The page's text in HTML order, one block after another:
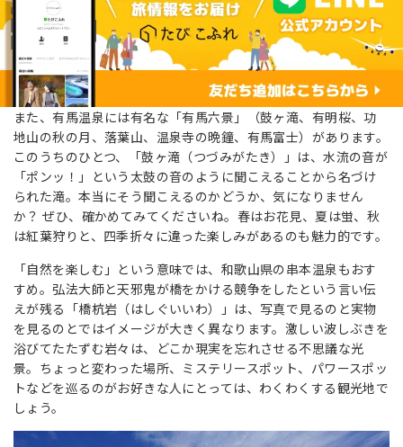
また、有馬温泉には有名な「有馬六景」（鼓ヶ滝、有明桜、功
地山の秋の月、落葉山、温泉寺の晩鐘、有馬富士）があります。
このうちのひとつ、「鼓ヶ滝（つづみがたき）」は、水流の音が
「ポンッ！」という太鼓の音のように聞こえることから名づけ
られた滝。本当にそう聞こえるのかどうか、気になりません
か？ ぜひ、確かめてみてくださいね。春はお花見、夏は蛍、秋
は紅葉狩りと、四季折々に違った楽しみがあるのも魅力的です。
「自然を楽しむ」という意味では、和歌山県の串本温泉もおす
すめ。弘法大師と天邪鬼が橋をかける競争をしたという言い伝
えが残る「橋杭岩（はしぐいいわ）」は、写真で見るのと実物
を見るのとではイメージが大きく異なります。激しい波しぶきを
浴びてたたずむ岩々は、どこか現実を忘れさせる不思議な光
景。ちょっと変わった場所、ミステリースポット、パワースポッ
トなどを巡るのがお好きな人にとっては、わくわくする観光地で
しょう。